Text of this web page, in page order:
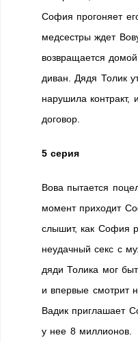
София прогоняет
медсестры ждет
возвращается
диван. Дядя Толик
нарушила контракт,
договор.
5 серия
Вова пытается
момент приходит
слышит, как София
неудачный секс с
дяди Толика мог
и впервые смотрит
Вадик приглашает
у нее 8 миллионов.